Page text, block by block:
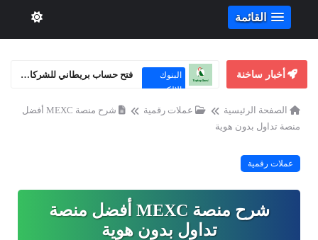
القائمة
أخبار ساخنة
البنوك
الإلكترونية
فتح حساب بريطاني للشركات | مراجعة منصة Taptap Send Business
الصفحة الرئيسية عملات رقمية
شرح منصة MEXC أفضل
منصة تداول بدون هوية
عملات رقمية
شرح منصة MEXC أفضل منصة
تداول بدون هوية